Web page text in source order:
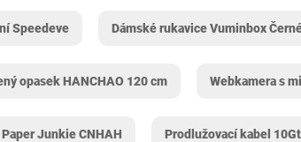
Speedeve Dámské rukavice Vuminbox
opasek HANCHAO 120 cm Webkamera s
Junkie CNHAH Prodlužovací kabel